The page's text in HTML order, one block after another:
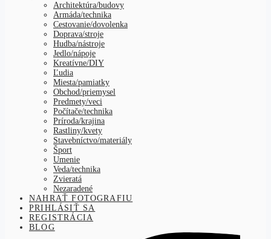
Architektúra/budovy
Armáda/technika
Cestovanie/dovolenka
Doprava/stroje
Hudba/nástroje
Jedlo/nápoje
Kreatívne/DIY
Ľudia
Miesta/pamiatky
Obchod/priemysel
Predmety/veci
Počítače/technika
Príroda/krajina
Rastliny/kvety
Stavebníctvo/materiály
Šport
Umenie
Veda/technika
Zvieratá
Nezaradené
NAHRAŤ FOTOGRAFIU
PRIHLÁSIŤ SA
REGISTRÁCIA
BLOG